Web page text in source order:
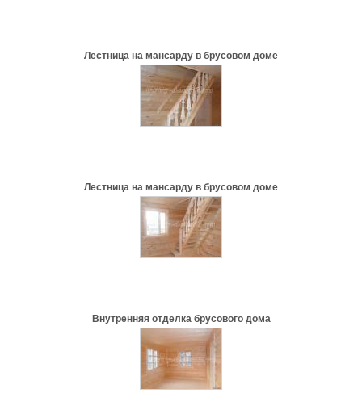
Лестница на мансарду в брусовом доме
Лестница на мансарду в брусовом доме
Внутренняя отделка брусового дома